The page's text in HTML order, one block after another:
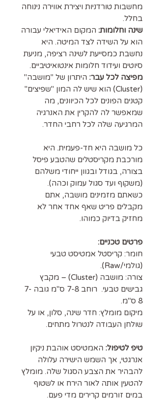
מחשבות טורדניות ויצירת אווירה נינוחה
בחלל.
שינה וחלומות: המקום האידיאלי עבורה
הוא על השידה לצד המיטה. היא
נחשבת כמסייעת לשינה רציפה, מניעת
סיוטים ועידוד חלומות אינטואיטיביים.
מפיצה לכל עבר: היתרון של "מושבה"
(Cluster) הוא שיש לה המון "שפיצים"
קטנים הפונים לכל הכיוונים, מה
שמאפשר לה להקרין את האנרגיה
המרגיעה שלה לכל רחבי החדר.
כל מושבה היא חד-פעמית. היא
מורכבת מקריסטלים שהטבע פיסל
בצורה, בגודל ובגוון ייחודי משלהם
(משקוף ועד סגול עמוק וכהה).
כשאתם מזמינים מושבה, אתם
מקבלים פריט שאף אחד אחר לא
מחזיק בדיוק כמוהו.
פרטים טכניים:
חומר: קריסטל אמטיסט טבעי
(גולמי/Raw).
צורה: מושבה (Cluster) – מקבץ
גבישים טבעי. רוחב 7-8 ס"מ גובה 7-
8 ס"מ.
מיקום מומלץ: חדר שינה, סלון, או על
שולחן העבודה לנטרול מתחים.
טיפ לטיפול: האמטיסט אוהבת ניקיון
אנרגטי, אך השמש הישירה עלולה
להבהיר את הצבע הסגול שלה. מומלץ
להטעין אותה לאור הירח או לשטוף
במים זורמים קרירים מדי פעם.